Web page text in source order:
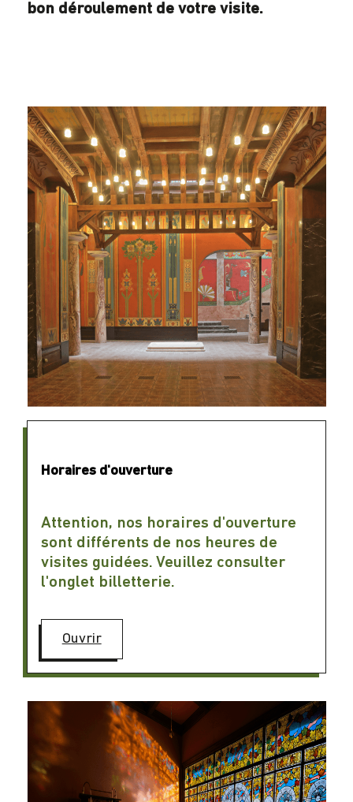
bon déroulement de votre visite.
Horaires d'ouverture
Attention, nos horaires d'ouverture
sont différents de nos heures de
visites guidées. Veuillez consulter
l'onglet billetterie.
Ouvrir